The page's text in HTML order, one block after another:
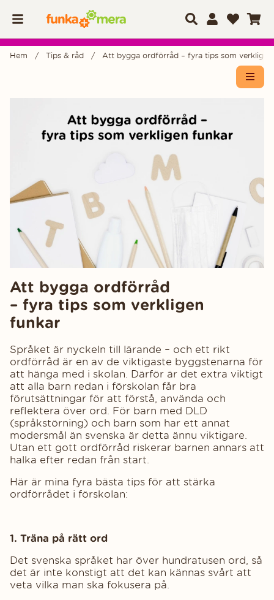
Hem Tips & råd Att bygga ordförråd – fyra tips som
Att bygga ordförråd
– fyra tips som verkligen
funkar
Språket är nyckeln till lärande – och ett rikt
ordförråd är en av de viktigaste byggstenarna för
att hänga med i skolan. Därför är det extra viktigt
att alla barn redan i förskolan får bra
förutsättningar för att förstå, använda och
reflektera över ord. För barn med DLD
(språkstörning) och barn som har ett annat
modersmål än svenska är detta ännu viktigare.
Utan ett gott ordförråd riskerar barnen annars att
halka efter redan från start.
Här är mina fyra bästa tips för att stärka
ordförrådet i förskolan:
1. Träna på rätt ord
Det svenska språket har över hundratusen ord, så
det är inte konstigt att det kan kännas svårt att
veta vilka man ska fokusera på.